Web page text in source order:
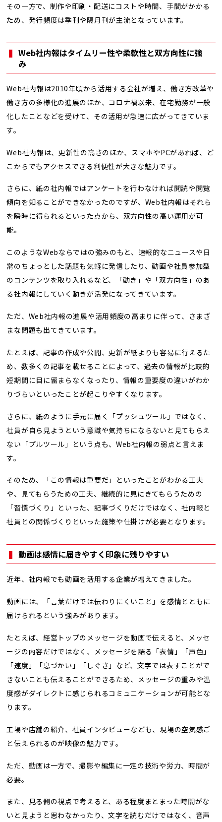
その一方で、制作や印刷・配送にコストや時間、手間がかかる
ため、発行頻度は季刊や隔月刊が主流となっています。
Web社内報はタイムリー性や柔軟性と双方向性に強
み
Web社内報は2010年頃から活用する会社が増え、働き方改革や
働き方の多様化の進展のほか、コロナ禍以来、在宅勤務が一般
化したことなどを受けて、その活用が急速に広がってきていま
す。
Web社内報は、更新性の高さのほか、スマホやPCがあれば、ど
こからでもアクセスできる利便性が大きな魅力です。
さらに、紙の社内報ではアンケートを行わなければ閲読や閲覧
傾向を知ることができなかったのですが、Web社内報はそれら
を瞬時に得られるといった点から、双方向性の高い運用が可
能。
このようなWebならではの強みのもと、速報的なニュースや日
常のちょっとした話題も気軽に発信したり、動画や社員参加型
のコンテンツを取り入れるなど、「動き」や「双方向性」のあ
る社内報にしていく動きが活発になってきています。
ただ、Web社内報の進展や活用頻度の高まりに伴って、さまざ
まな問題も出てきています。
たとえば、記事の作成や公開、更新が紙よりも容易に行えるた
め、数多くの記事を載せることによって、過去の情報が比較的
短期間に目に留まらなくなったり、情報の重要度の違いがわか
りづらいといったことが起こりやすくなります。
さらに、紙のように手元に届く「プッシュツール」ではなく、
社員が自ら見ようという意識や気持ちにならないと見てもらえ
ない「プルツール」という点も、Web社内報の弱点と言えま
す。
そのため、「この情報は重要だ」といったことがわかる工夫
や、見てもらうための工夫、継続的に見にきてもらうための
「習慣づくり」といった、記事づくりだけではなく、社内報と
社員との関係づくりといった施策や仕掛けが必要となります。
動画は感情に届きやすく印象に残りやすい
近年、社内報でも動画を活用する企業が増えてきました。
動画には、「言葉だけでは伝わりにくいこと」を感情とともに
届けられるという強みがあります。
たとえば、経営トップのメッセージを動画で伝えると、メッセ
ージの内容だけではなく、メッセージを語る「表情」「声色」
「速度」「息づかい」「しぐさ」など、文字では表すことがで
きないことも伝えることができるため、メッセージの重みや温
度感がダイレクトに感じられるコミュニケーションが可能とな
ります。
工場や店舗の紹介、社員インタビューなども、現場の空気感ご
と伝えられるのが映像の魅力です。
ただ、動画は一方で、撮影や編集に一定の技術や労力、時間が
必要。
また、見る側の視点で考えると、ある程度まとまった時間がな
いと見ようと思わなかったり、文字を読むだけではなく、音声